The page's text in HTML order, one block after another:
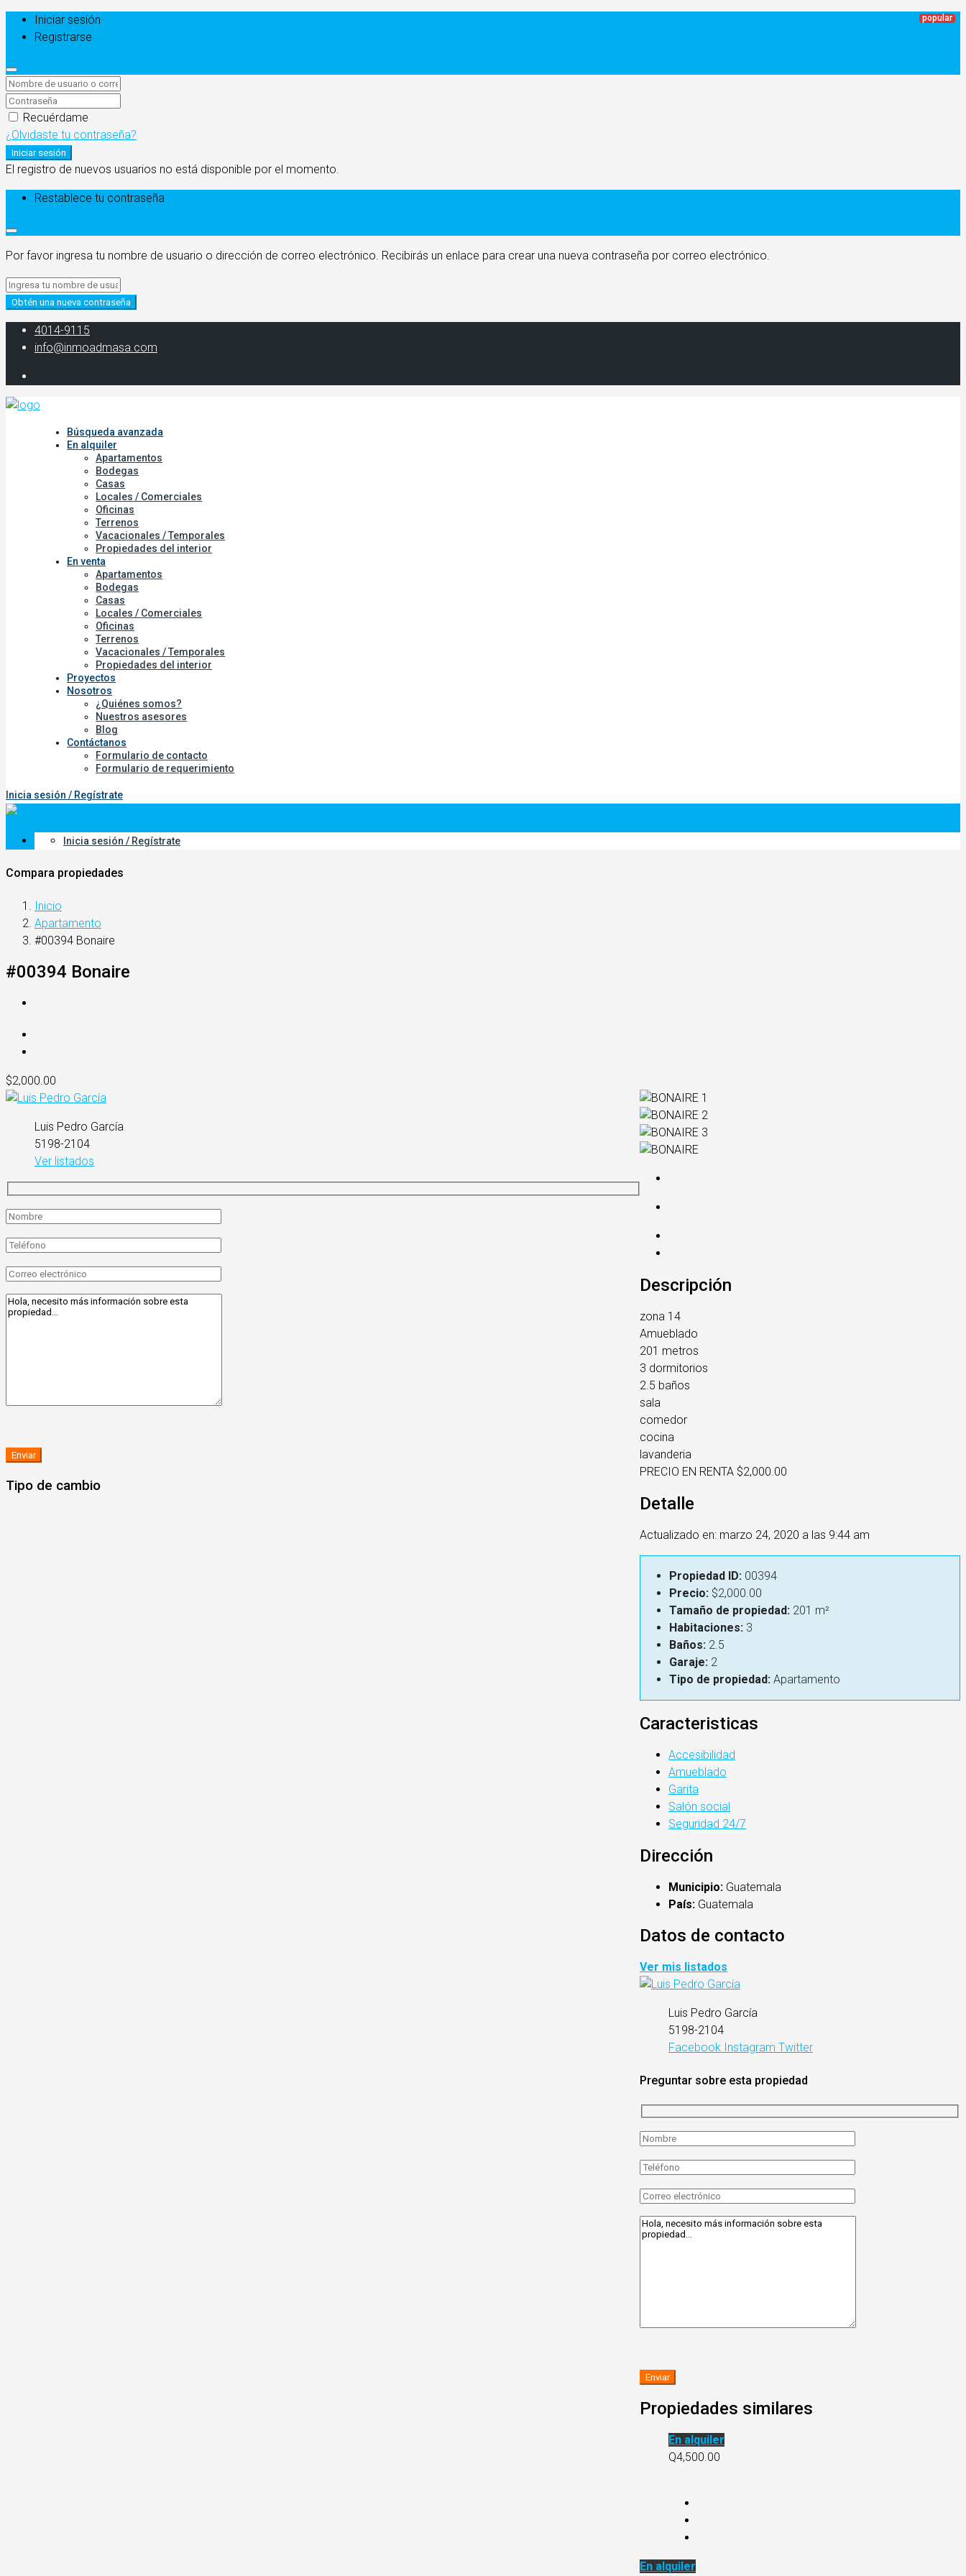
Iniciar sesión
Registrarse
Recuérdame
¿Olvidaste tu contraseña?
Iniciar sesión
El registro de nuevos usuarios no está disponible por el momento.
Restablece tu contraseña
Por favor ingresa tu nombre de usuario o dirección de correo electrónico. Recibirás un enlace para crear una nueva contraseña por correo electrónico.
Obtén una nueva contraseña
‭4014-9115‬
info@inmoadmasa.com
Búsqueda avanzada
En alquiler
Apartamentos
Bodegas
Casas
Locales / Comerciales
Oficinas
Terrenos
Vacacionales / Temporales
Propiedades del interior
En venta
Apartamentos
Bodegas
Casas
Locales / Comerciales
Oficinas
Terrenos
Vacacionales / Temporales
Propiedades del interior
Proyectos
Nosotros
¿Quiénes somos?
Nuestros asesores
Blog
Contáctanos
Formulario de contacto
Formulario de requerimiento
Inicia sesión / Regístrate
Inicia sesión / Regístrate
Compara propiedades
Inicio
Apartamento
#00394 Bonaire
#00394 Bonaire
$2,000.00
Descripción
zona 14
Amueblado
201 metros
3 dormitorios
2.5 baños
sala
comedor
cocina
lavanderia
PRECIO EN RENTA $2,000.00
Detalle
Actualizado en: marzo 24, 2020 a las 9:44 am
Propiedad ID: 00394
Precio: $2,000.00
Tamaño de propiedad: 201 m²
Habitaciones: 3
Baños: 2.5
Garaje: 2
Tipo de propiedad: Apartamento
Caracteristicas
Accesibilidad
Amueblado
Garita
Salón social
Seguridad 24/7
Dirección
Municipio: Guatemala
País: Guatemala
Datos de contacto
Ver mis listados
Luis Pedro García
5198-2104
Facebook Instagram Twitter
Preguntar sobre esta propiedad
Propiedades similares
En alquiler
Q4,500.00
En alquiler
Luis Pedro García
5198-2104
Ver listados
Tipo de cambio